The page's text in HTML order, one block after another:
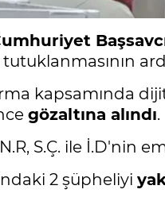
tutuklanmasının
kapsamında
gözaltına alındı.
S.Ç. ile İ.D'nin
2 şüpheliyi